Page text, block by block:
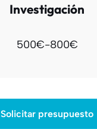
Investigación
500€-800€
Solicitar presupuesto